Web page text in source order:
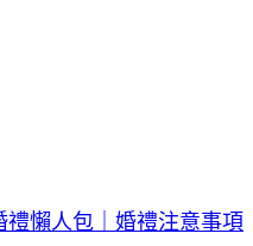
懶人包｜婚禮注意事項